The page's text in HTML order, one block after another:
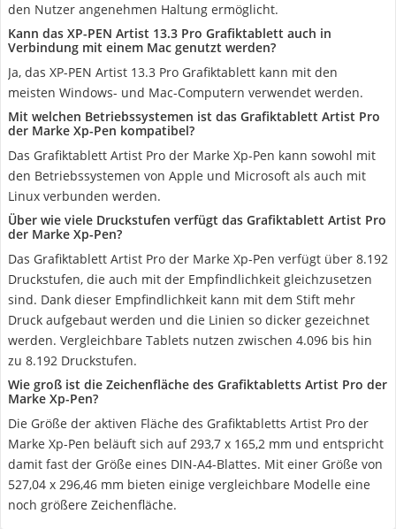
den Nutzer angenehmen Haltung ermöglicht.
Kann das XP-PEN Artist 13.3 Pro Grafiktablett auch in
Verbindung mit einem Mac genutzt werden?
Ja, das XP-PEN Artist 13.3 Pro Grafiktablett kann mit den
meisten Windows- und Mac-Computern verwendet werden.
Mit welchen Betriebssystemen ist das Grafiktablett Artist Pro
der Marke Xp-Pen kompatibel?
Das Grafiktablett Artist Pro der Marke Xp-Pen kann sowohl mit
den Betriebssystemen von Apple und Microsoft als auch mit
Linux verbunden werden.
Über wie viele Druckstufen verfügt das Grafiktablett Artist Pro
der Marke Xp-Pen?
Das Grafiktablett Artist Pro der Marke Xp-Pen verfügt über 8.192
Druckstufen, die auch mit der Empfindlichkeit gleichzusetzen
sind. Dank dieser Empfindlichkeit kann mit dem Stift mehr
Druck aufgebaut werden und die Linien so dicker gezeichnet
werden. Vergleichbare Tablets nutzen zwischen 4.096 bis hin
zu 8.192 Druckstufen.
Wie groß ist die Zeichenfläche des Grafiktabletts Artist Pro der
Marke Xp-Pen?
Die Größe der aktiven Fläche des Grafiktabletts Artist Pro der
Marke Xp-Pen beläuft sich auf 293,7 x 165,2 mm und entspricht
damit fast der Größe eines DIN-A4-Blattes. Mit einer Größe von
527,04 x 296,46 mm bieten einige vergleichbare Modelle eine
noch größere Zeichenfläche.